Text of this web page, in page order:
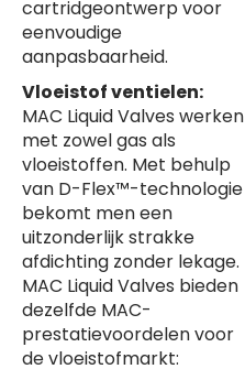
cartridgeontwerp voor
eenvoudige
aanpasbaarheid.
Vloeistof ventielen:
MAC Liquid Valves werken
met zowel gas als
vloeistoffen. Met behulp
van D-Flex™-technologie
bekomt men een ​​
uitzonderlijk strakke
afdichting zonder lekage.
MAC Liquid Valves bieden
dezelfde MAC-
prestatievoordelen voor
de vloeistofmarkt: